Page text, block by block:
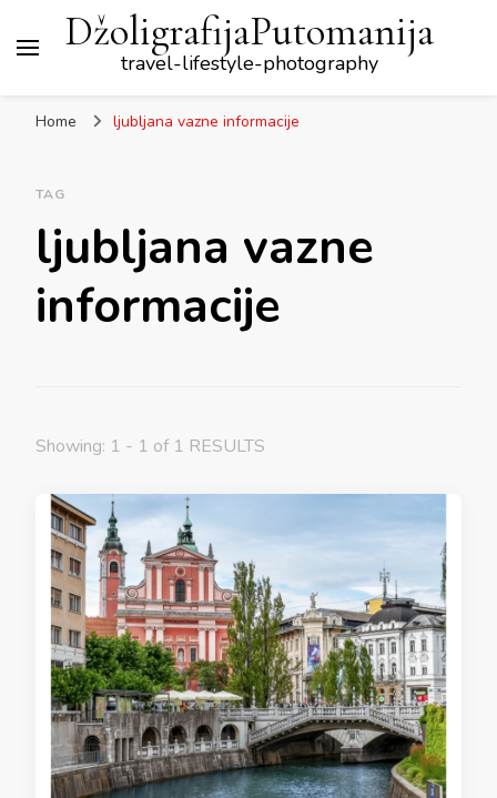
DžoligrafijaPutomanija
travel-lifestyle-photography
Home ljubljana vazne informacije
TAG
ljubljana vazne
informacije
Showing: 1 - 1 of 1 RESULTS